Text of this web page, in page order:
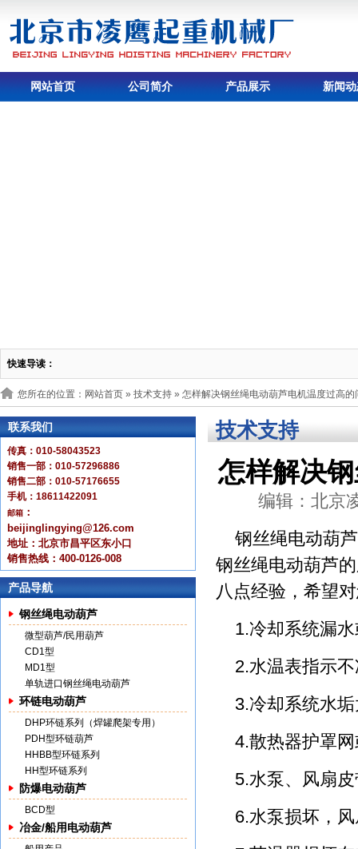
网站首页 公司简介 产品展示 新闻
快速导读：
您所在的位置：网站首页 » 技术支持 » 怎样解决钢丝绳电动葫芦电机温度过高的
联系我们
传真：010-58043523
销售一部：010-57296886
销售二部：010-57176655
手机：18611422091
邮箱 ：
beijinglingying@126.com
地址：北京市昌平区东小口
销售热线：400-0126-008
产品导航
钢丝绳电动葫芦
微型葫芦/民用葫芦
CD1型
MD1型
单轨进口钢丝绳电动葫芦
环链电动葫芦
DHP环链系列（焊罐爬架专用）
PDH型环链葫芦
HHBB型环链系列
HH型环链系列
防爆电动葫芦
BCD型
冶金/船用电动葫芦
技术支持
怎样解决
编辑：北京
钢丝绳电动葫
钢丝绳电动葫芦
八点经验，希望
1.冷却系统漏
2.水温表指示
3.冷却系统水
4.散热器护罩
5.水泵、风扇
6.水泵损坏，